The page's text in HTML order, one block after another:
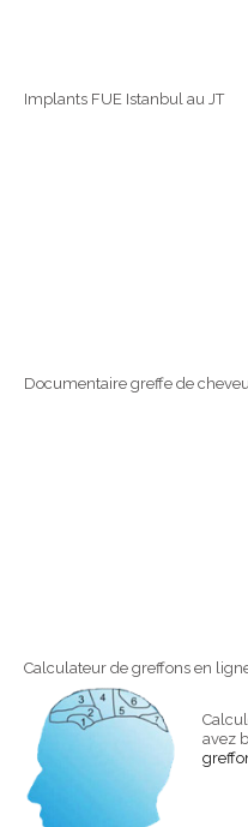
Implants FUE Istanbul au JT
Documentaire greffe de
Calculateur de greffons en
avez